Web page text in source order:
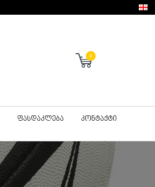
0
ფასდაკლება კონტაქტი